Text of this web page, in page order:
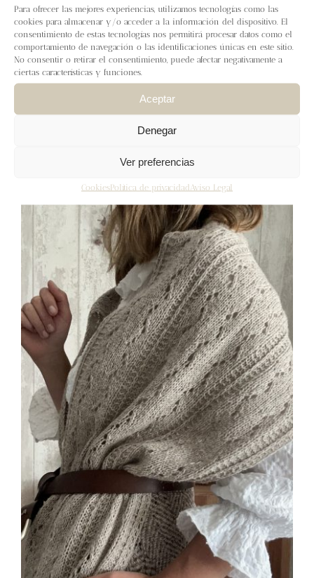
Para ofrecer las mejores experiencias, utilizamos tecnologías como las
cookies para almacenar y/o acceder a la información del dispositivo. El
consentimiento de estas tecnologías nos permitirá procesar datos como el
comportamiento de navegación o las identificaciones únicas en este sitio.
No consentir o retirar el consentimiento, puede afectar negativamente a
ciertas características y funciones.
Aceptar
Denegar
Ver preferencias
CookiesPolítica de privacidad Aviso Legal
Poniente Shawl – English
7,50€ IVA inc.